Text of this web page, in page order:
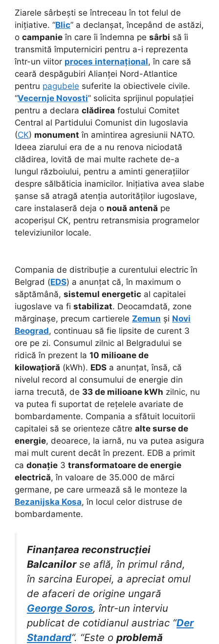
Ziarele sârbești se întreceau în tot felul de
inițiative. “Blic” a declanșat, începând de astăzi,
o campanie în care îi îndemna pe sârbi să îi
transmită împuterniciri pentru a-i reprezenta
într-un viitor proces internațional, în care să
ceară despăgubiri Alianței Nord-Atlantice
pentru pagubele suferite la obiectivele civile.
“Vecernje Novosti” solicita sprijinul populației
pentru a declara clădirea fostului Comitet
Central al Partidului Comunist din Iugoslavia
(CK) monument în amintirea agresiunii NATO.
Ideea ziarului era de a nu renova niciodată
clădirea, lovită de mai multe rachete de-a
lungul războiului, pentru a aminti generațiilor
despre sălbăticia inamicilor. Inițiativa avea slabe
șanse să atragă atenția autorităților iugoslave,
care instalaseră deja o nouă antenă pe
acoperișul CK, pentru retransmisia programelor
televiziunilor locale.
Compania de distribuție a curentului electric în
Belgrad (EDS) a anunțat că, în maximum o
săptămână, sistemul energetic al capitalei
iugoslave va fi stabilizat. Deocamdată, zone
mărginașe, precum cartierele Zemun și Novi
Beograd, continuau să fie lipsite de curent 3
ore pe zi. Consumul zilnic al Belgradului se
ridică în prezent la 10 milioane de
kilowațioră (kWh). EDS a anunțat, însă, că
nivelul record al consumului de energie din
iarna trecută, de 33 de milioane kWh zilnic, nu
va putea fi suportat de rețelele avariate de
bombardamente. Compania a sfătuit locuitorii
capitalei să se orienteze către alte surse de
energie, deoarece, la iarnă, nu va putea asigura
mai mult curent decât în prezent. EDB a primit
ca donație 3 transformatoare de energie
electrică, în valoare de 35.000 de mărci
germane, pe care urmează să le monteze la
Bezanijska Kosa, în locul celor distruse de
bombardamente.
Finanțarea reconstrucției
Balcanilorse află, în primul rând,
în sarcina Europei, a apreciat omul
de afaceri de origine ungară
George Soros, într-un interviu
publicat de cotidianul austriac “Der
Standard“. “Este o problemă